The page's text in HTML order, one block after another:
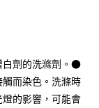
銀行
商業銀行
白劑的洗滌劑。●
而染色。洗滌時
的影響，可能會